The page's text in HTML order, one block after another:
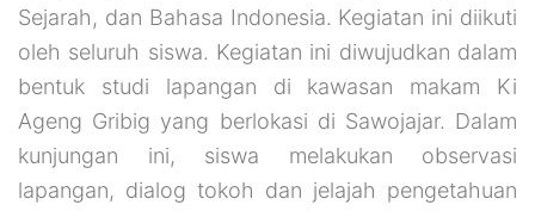
Sejarah, dan Bahasa Indonesia. Kegiatan ini diikuti
oleh seluruh siswa. Kegiatan ini diwujudkan dalam
bentuk studi lapangan di kawasan makam Ki
Ageng Gribig yang berlokasi di Sawojajar. Dalam
kunjungan ini, siswa melakukan observasi
lapangan, dialog tokoh dan jelajah pengetahuan